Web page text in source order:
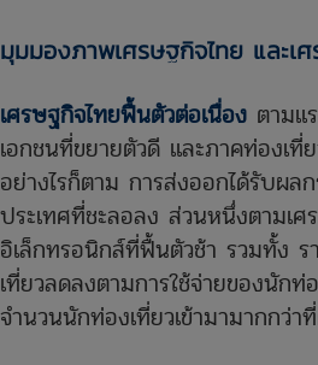
มุมมองภาพเศรษฐกิจไทย และเ
เศรษฐกิจไทยฟื้นตัวต่อเนื่อง ตามแ
เอกชนที่ขยายตัวดี และภาคท่องเที่
อย่างไรก็ตาม การส่งออกได้รับผล
ประเทศที่ชะลอลง ส่วนหนึ่งตามเศ
อิเล็กทรอนิกส์ที่ฟื้นตัวช้า รวมทั้ง ร
เที่ยวลดลงตามการใช้จ่ายของนัก
จำนวนนักท่องเที่ยวเข้ามามากกว่า